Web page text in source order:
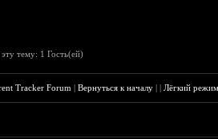
тему: 1 Гость(ей)
Tracker Forum |Вернуться к началу ||Лёгкий